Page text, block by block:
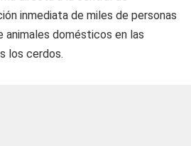
inmediata de miles de personas
animales domésticos en las
los cerdos.